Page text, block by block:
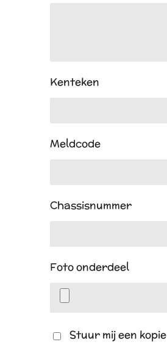
Kenteken
Meldcode
Chassisnummer
Foto onderdeel
Stuur mij een kopie